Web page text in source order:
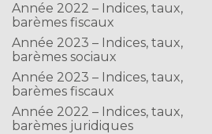
Année 2022 – Indices, taux,
barèmes fiscaux
Année 2023 – Indices, taux,
barèmes sociaux
Année 2023 – Indices, taux,
barèmes fiscaux
Année 2022 – Indices, taux,
barèmes juridiques